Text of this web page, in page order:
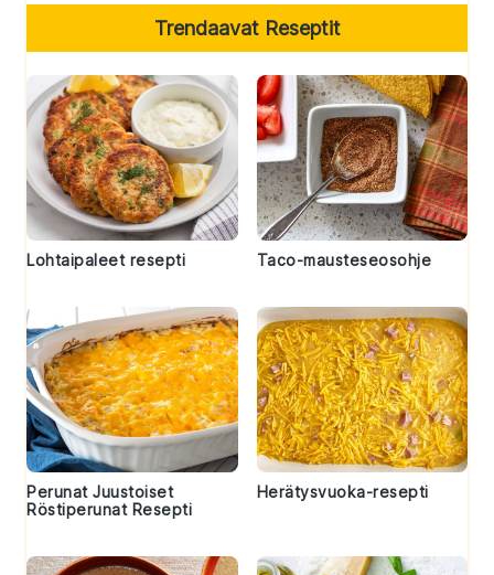
Trendaavat Reseptit
Lohtaipaleet resepti Taco-mausteseosohje
Perunat Juustoiset
Röstiperunat Resepti
Herätysvuoka-resepti